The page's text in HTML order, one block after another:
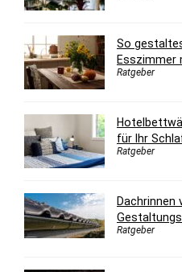
So
Esszimmer
Ratgeber
für Ihr
Ratgeber
Dachrinnen
Ratgeber